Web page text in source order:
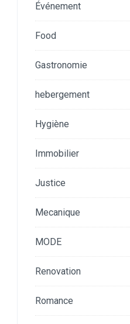
Événement
Food
Gastronomie
hebergement
Hygiène
Immobilier
Justice
Mecanique
MODE
Renovation
Romance